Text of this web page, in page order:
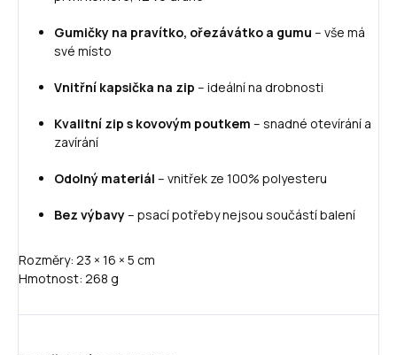
Gumičky na pravítko, ořezávátko a gumu – vše má
své místo
Vnitřní kapsička na zip – ideální na drobnosti
Kvalitní zip s kovovým poutkem – snadné otevírání a
zavírání
Odolný materiál – vnitřek ze 100% polyesteru
Bez výbavy– psací potřeby nejsou součástí balení
Rozměry: 23 × 16 × 5 cm
Hmotnost: 268 g